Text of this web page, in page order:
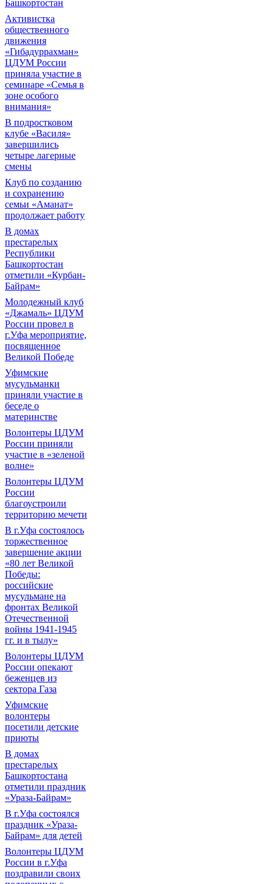
Башкортостан
Активистка
общественного
движения
«Гибадуррахман»
ЦДУМ России
приняла участие в
семинаре «Семья в
зоне особого
внимания»
В подростковом
клубе «Василя»
завершились
четыре лагерные
смены
Клуб по созданию
и сохранению
семьи «Аманат»
продолжает работу
В домах
престарелых
Республики
Башкортостан
отметили «Курбан-
Байрам»
Молодежный клуб
«Джамаль» ЦДУМ
России провел в
г.Уфа мероприятие,
посвященное
Великой Победе
Уфимские
мусульманки
приняли участие в
беседе о
материнстве
Волонтеры ЦДУМ
России приняли
участие в «зеленой
волне»
Волонтеры ЦДУМ
России
благоустроили
территорию мечети
В г.Уфа состоялось
торжественное
завершение акции
«80 лет Великой
Победы:
российские
мусульмане на
фронтах Великой
Отечественной
войны 1941-1945
гг. и в тылу»
Волонтеры ЦДУМ
России опекают
беженцев из
сектора Газа
Уфимские
волонтеры
посетили детские
приюты
В домах
престарелых
Башкортостана
отметили праздник
«Ураза-Байрам»
В г.Уфа состоялся
праздник «Ураза-
Байрам» для детей
Волонтеры ЦДУМ
России в г.Уфа
поздравили своих